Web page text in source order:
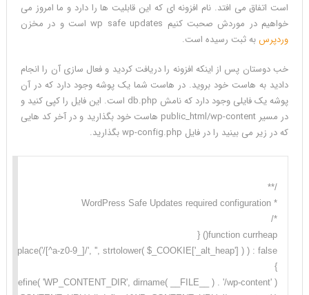
است اتفاق می افتد. نام افزونه ای که این قابلیت ها را دارد و ما امروز می
خواهیم در موردش صحبت کنیم wp safe updates است و در مخزن
وردپرسبه ثبت رسیده است.
خب دوستان پس از اینکه افزونه را دریافت کردید و فعال سازی آن را انجام
دادید به هاست خود بروید. در هاست شما یک پوشه وجود دارد که در آن
پوشه یک فایلی وجود دارد که نامش db.php است. این فایل را کپی کنید و
در مسیر public_html/wp-content هاست خود بگذارید و در آخر کد هایی
که در زیر می بینید را در فایل wp-config.php بگذارید.
/**
* WordPress Safe Updates required configuration
*/
function currheap() {
}